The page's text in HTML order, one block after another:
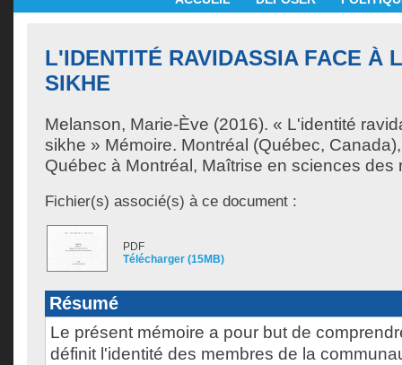
L'IDENTITÉ RAVIDASSIA FACE À
SIKHE
Melanson, Marie-Ève (2016). « L'identité
sikhe » Mémoire. Montréal (Québec,
Québec à Montréal, Maîtrise en sciences des
Fichier(s) associé(s) à ce document :
PDF
Télécharger (15MB)
Résumé
Le présent mémoire a pour but de
définit l'identité des membres de la